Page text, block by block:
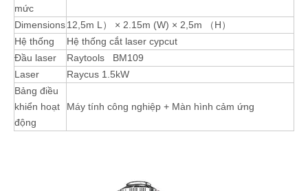
mức
Dimensions12,5m L） × 2.15m (W) × 2,5m （H）
Hệ thống
Hệ thống cắt laser cypcut
Đầu laser
Raytools BM109
Laser
Raycus 1.5kW
Bảng điều
khiển hoạt
động
Máy tính công nghiệp + Màn hình cảm ứng